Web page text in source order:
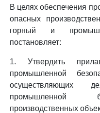
В целях обеспечения
опасных
горный и
постановляет:
1. Утвердить
промышленной
осуществляющих
промышленной
производственных